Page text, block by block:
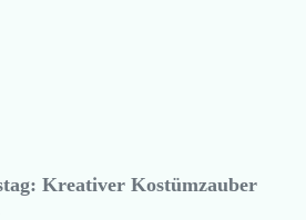
Kreativer Kostümzauber